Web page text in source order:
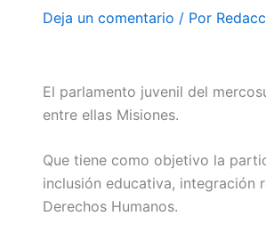
Deja un comentario / Por
El parlamento juvenil del
entre ellas Misiones.
Que tiene como objetivo la
inclusión educativa, integración
Derechos Humanos.